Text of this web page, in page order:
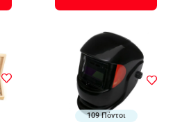
109 Πόντοι